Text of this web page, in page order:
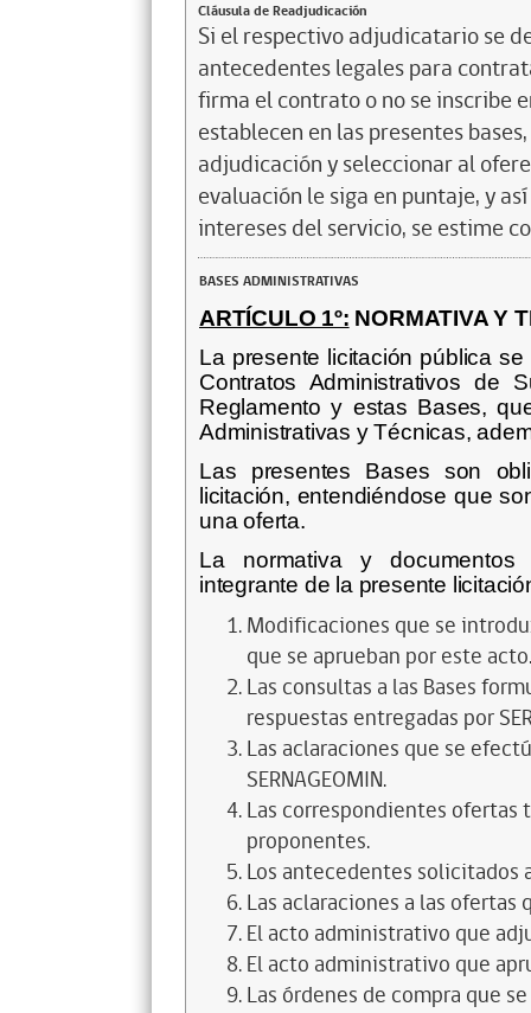
Cláusula de Readjudicación
Si el respectivo adjudicatario se
antecedentes legales para
firma el contrato o no se inscribe
establecen en las presentes
adjudicación y seleccionar al
evaluación le siga en puntaje, y
intereses del servicio, se estime
BASES ADMINISTRATIVAS
ARTÍCULO 1º: NORMATIVA Y
La presente licitación pública
Contratos Administrativos de
Reglamento y estas Bases,
Administrativas y Técnicas,
Las presentes Bases son
licitación, entendiéndose que
una oferta.
La normativa y documentos
integrante de la presente
Modificaciones que se
que se aprueban por este acto.
Las consultas a las Bases
respuestas entregadas por
Las aclaraciones que se
SERNAGEOMIN.
Las correspondientes ofertas
proponentes.
Los antecedentes solicitados
Las aclaraciones a las ofertas
El acto administrativo que
El acto administrativo que
Las órdenes de compra que